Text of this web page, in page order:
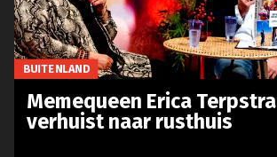
BUITENLAND
Memequeen Erica Terpstra
verhuist naar rusthuis